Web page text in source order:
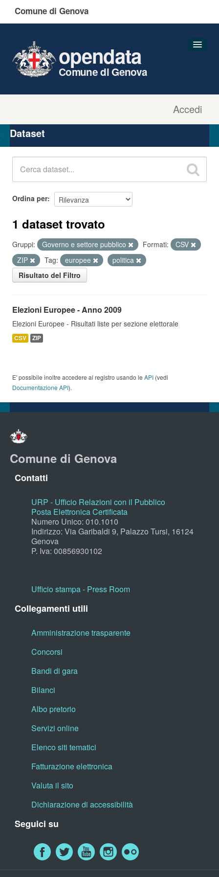
Comune di Genova
Accedi
opendata
Comune di Genova
Organizzazioni
Gruppi
Dataset
Ordina per
1 dataset trovato
Gruppi: Governo e settore pubblico Formati:
CSV
ZIP
Tag: europee
politica
Risultato del Filtro
Elezioni Europee - Anno 2009
Elezioni Europee - Risultati liste per sezione elettorale
CSV ZIP
E' possibile inoltre accedere al registro usando le API (vedi
Documentazione API).
Comune di Genova
Contatti
URP - Ufficio Relazioni con il Pubblico
Posta Elettronica Certificata
Numero Unico: 010.1010
Indirizzo: Via Garibaldi 9, Palazzo Tursi, 16124
Genova
P. Iva: 00856930102
Ufficio stampa - Press Room
Collegamenti utili
Amministrazione trasparente
Concorsi
Bandi di gara
Bilanci
Albo pretorio
Servizi online
Elenco siti tematici
Fatturazione elettronica
Valuta il sito
Dichiarazione di accessibilità
Seguici su